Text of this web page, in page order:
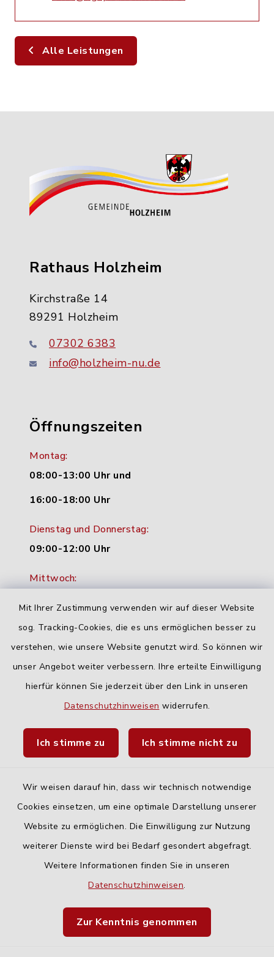
Mit Ihrer Zustimmung verwenden wir auf dieser Website
sog. Tracking-Cookies, die es uns ermöglichen besser zu
verstehen, wie unsere Website genutzt wird. So können wir
unser Angebot weiter verbessern. Ihre erteilte Einwilligung
hierfür können Sie jederzeit über den Link in unseren
Datenschutzhinweisen widerrufen.
Ich stimme zu Ich stimme nicht zu
Wir weisen darauf hin, dass wir technisch notwendige
Cookies einsetzen, um eine optimale Darstellung unserer
Website zu ermöglichen. Die Einwilligung zur Nutzung
weiterer Dienste wird bei Bedarf gesondert abgefragt.
Weitere Informationen finden Sie in unseren
Datenschutzhinweisen.
Zur Kenntnis genommen
Alle Leistungen
Rathaus Holzheim
Kirchstraße 14
89291 Holzheim
07302 6383
info@holzheim-nu.de
Öffnungszeiten
Montag:
08:00-13:00 Uhr und
16:00-18:00 Uhr
Dienstag und Donnerstag:
09:00-12:00 Uhr
Mittwoch:
Freitag:
geschlossen
Quicklinks
Fahrplanauskunft DING
Barrierefreiheit
Impressum